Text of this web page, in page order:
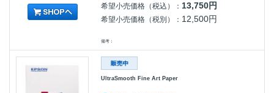
希望小売価格（税込）： 13,750円
希望小売価格（税別）： 12,500円
備考：
UltraSmooth Fine Art Paper